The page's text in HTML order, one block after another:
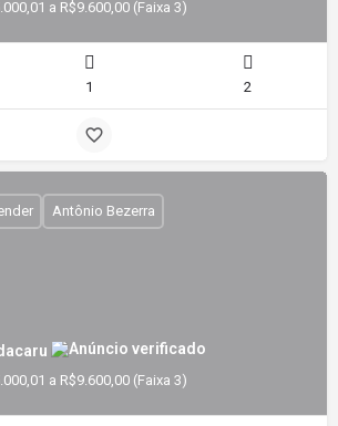
a R$9.600,00 (Faixa 3)
1 2
a R$9.600,00 (Faixa 3)
Antônio Bezerra